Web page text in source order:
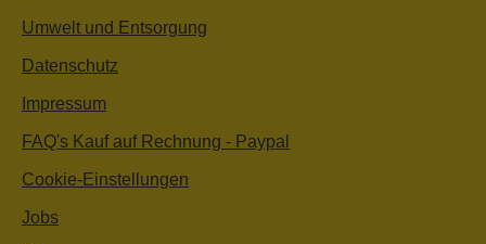
Umwelt und Entsorgung
Datenschutz
Impressum
FAQ's Kauf auf Rechnung - Paypal
Cookie-Einstellungen
Jobs